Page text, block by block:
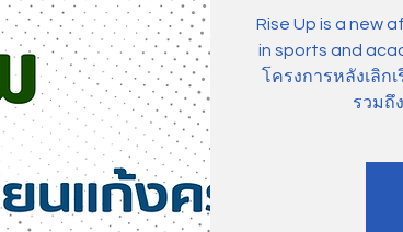
Rise Up is a new
in sports and
โครงการหลังเลิก
รวมถึ